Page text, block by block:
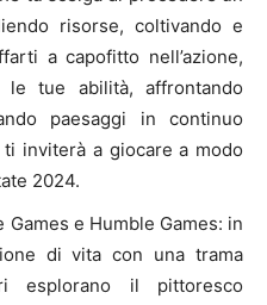
risorse, coltivando e
a capofitto nell’azione,
tue abilità, affrontando
paesaggi in continuo
inviterà a giocare a modo
2024.
Games e Humble Games: in
di vita con una trama
esplorano il pittoresco